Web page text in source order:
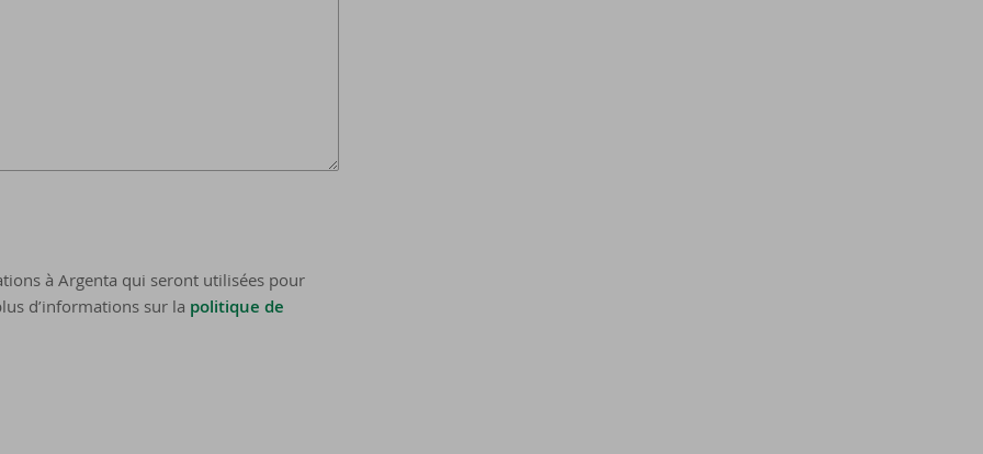
à Argenta qui seront utilisées pour
d’informations sur la politique de